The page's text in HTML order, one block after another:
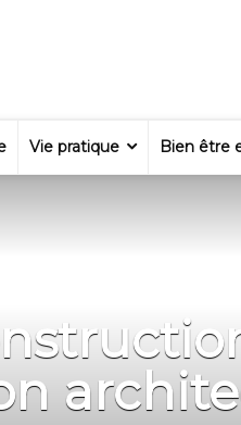
Vie pratique Bien être